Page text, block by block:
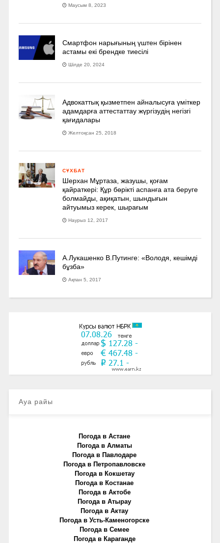
Маусым 8, 2023
Смартфон нарығының үштен бірінен
астамы екі брендке тиесілі
Шілде 20, 2024
Адвокаттық қызметпен айналысуға үмiткер
адамдарға аттестаттау жүргізудің негізгі
қағидалары
Желтоқсан 25, 2018
СҰХБАТ
Шерхан Мұртаза, жазушы, қоғам
қайраткері: Құр бөрікті аспанға ата беруге
болмайды, ақиқатын, шындығын
айтуымыз керек, шырағым
Наурыз 12, 2017
А.Лукашенко В.Путинге: «Володя, кешімді
бұзба»
Ақпан 5, 2017
Ауа райы
Погода в Астане
Погода в Алматы
Погода в Павлодаре
Погода в Петропавловске
Погода в Кокшетау
Погода в Костанае
Погода в Актобе
Погода в Атырау
Погода в Актау
Погода в Усть-Каменогорске
Погода в Семее
Погода в Караганде